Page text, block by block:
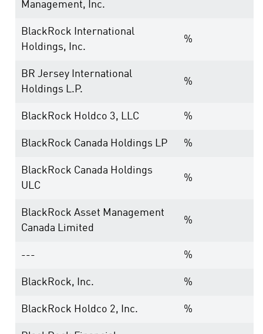
Management, Inc.
BlackRock International
Holdings, Inc.
%
BR Jersey International
Holdings L.P.
%
BlackRock Holdco 3, LLC %
BlackRock Canada Holdings LP %
BlackRock Canada Holdings
ULC
%
BlackRock Asset Management
Canada Limited
%
--- %
BlackRock, Inc. %
BlackRock Holdco 2, Inc. %